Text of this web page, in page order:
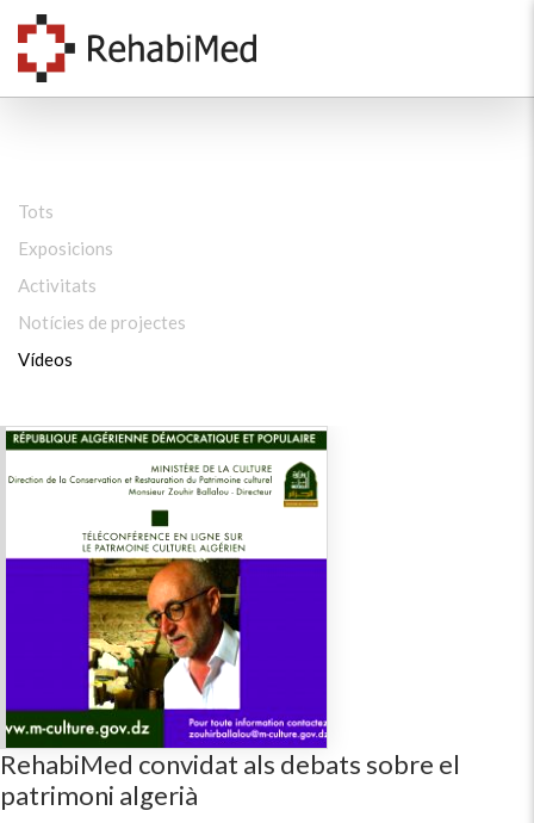
Tots
Exposicions
Activitats
Notícies de projectes
Vídeos
RehabiMed convidat als debats sobre el
patrimoni algerià